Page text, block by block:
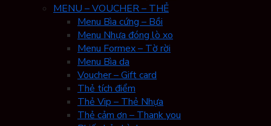
MENU – VOUCHER – THẺ
Menu Bìa cứng – Bồi
Menu Nhựa đóng lò xo
Menu Formex – Tờ rời
Menu Bìa da
Voucher – Gift card
Thẻ tích điểm
Thẻ Vip – Thẻ Nhựa
Thẻ cảm ơn – Thank you